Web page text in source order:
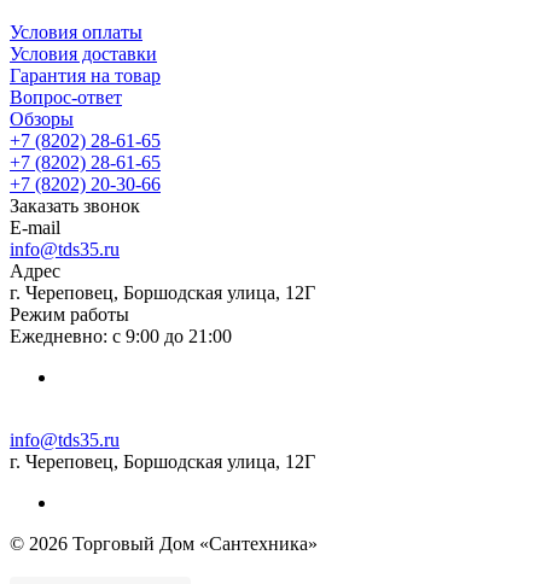
Условия оплаты
Условия доставки
Гарантия на товар
Вопрос-ответ
Обзоры
+7 (8202) 28‑61-65
+7 (8202) 28‑61-65
+7 (8202) 20‑30-66
Заказать звонок
E-mail
info@tds35.ru
Адрес
г. Череповец, Боршодская улица, 12Г
Режим работы
Ежедневно: с 9:00 до 21:00
info@tds35.ru
г. Череповец, Боршодская улица, 12Г
© 2026 Торговый Дом «Сантехника»